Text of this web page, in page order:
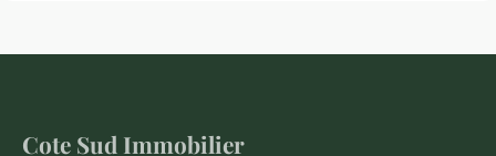
Cote Sud Immobilier